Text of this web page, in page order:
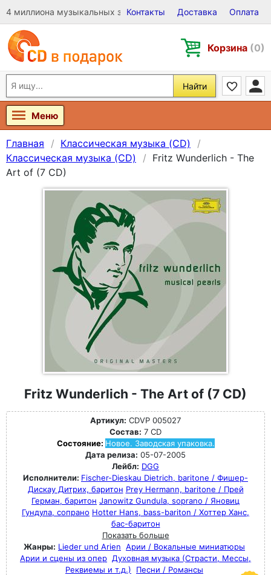
4 миллиона музыкальных записей на Виниле, CD и DVD
Контакты Доставка Оплата
Корзина (0)
Найти
Меню
Главная
Классическая музыка (CD)
Классическая музыка (CD)
Fritz Wunderlich - The
Art of (7 CD)
Fritz Wunderlich - The Art of (7 CD)
Артикул: CDVP 005027
Состав: 7 CD
Состояние: Новое. Заводская упаковка.
Дата релиза: 05-07-2005
Лейбл: DGG
Исполнители: Fischer-Dieskau Dietrich, baritone / Фишер-
Дискау Дитрих, баритон Prey Hermann, baritone / Прей
Герман, баритон Janowitz Gundula, soprano / Яновиц
Гундула, сопрано Hotter Hans, bass-bariton / Хоттер Ханс,
бас-баритон
Показать больше
Жанры: Lieder und Arien Арии / Вокальные миниатюры
Арии и сцены из опер Духовная музыка (Страсти, Мессы,
Реквиемы и т.д.)
Песни / Романсы